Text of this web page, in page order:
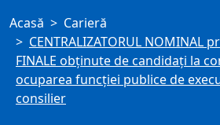
Acasă
Carieră
CENTRALIZATORUL NOMINAL
FINALE obţinute de candidaţi la
ocuparea funcţiei publice de
consilier